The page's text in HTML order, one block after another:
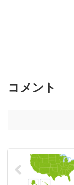
コメント